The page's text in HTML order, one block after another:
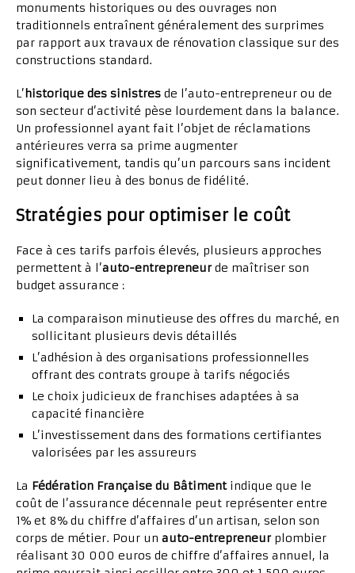
monuments historiques ou des ouvrages non
traditionnels entraînent généralement des surprimes
par rapport aux travaux de rénovation classique sur des
constructions standard.
L’ historique des sinistres de l’auto-entrepreneur ou de
son secteur d’activité pèse lourdement dans la balance.
Un professionnel ayant fait l’objet de réclamations
antérieures verra sa prime augmenter
significativement, tandis qu’un parcours sans incident
peut donner lieu à des bonus de fidélité.
Stratégies pour optimiser le coût
Face à ces tarifs parfois élevés, plusieurs approches
permettent à l’auto-entrepreneurde maîtriser son
budget assurance :
La comparaison minutieuse des offres du marché, en
sollicitant plusieurs devis détaillés
L’adhésion à des organisations professionnelles
offrant des contrats groupe à tarifs négociés
Le choix judicieux de franchises adaptées à sa
capacité financière
L’investissement dans des formations certifiantes
valorisées par les assureurs
La Fédération Française du Bâtimentindique que le
coût de l’assurance décennale peut représenter entre
1% et 8% du chiffre d’affaires d’un artisan, selon son
corps de métier. Pour un auto-entrepreneurplombier
réalisant 30 000 euros de chiffre d’affaires annuel, la